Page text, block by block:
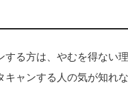
する方は、やむを得ない理
キャンする人の気が知れな